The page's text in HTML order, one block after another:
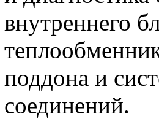
внутреннего
поддона и
соединений.